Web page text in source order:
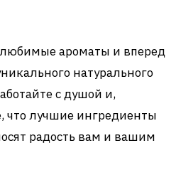
любимые ароматы и вперед
натурального
с душой и,
что лучшие ингредиенты
радость вам и вашим